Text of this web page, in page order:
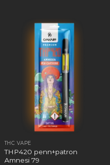
THC VAPE
THP420 penn+patron
Amnesi 79